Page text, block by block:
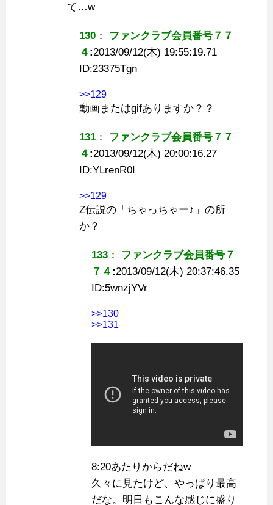
て…w
130 ： ファンクラブ会員番号７７
４ :2013/09/12(木) 19:55:19.71
ID:23375Tgn
>>129
動画またはgifありますか？？
131 ： ファンクラブ会員番号７７
４ :2013/09/12(木) 20:00:16.27
ID:YLrenR0I
>>129
Z伝説の「ちゃっちゃー♪」の所
か？
133 ： ファンクラブ会員番号７
７４ :2013/09/12(木) 20:37:46.35
ID:5wnzjYVr
>>130
>>131
8:20あたりからだねw
久々に見たけど、やっぱり最高
だな。明日もこんな感じに盛り